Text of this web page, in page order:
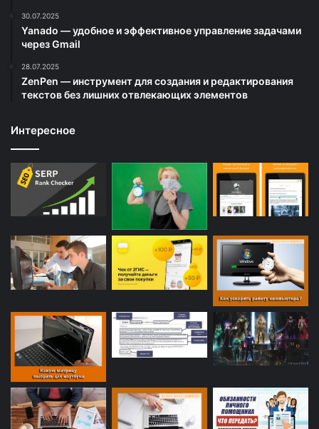
30.07.2025
Yanado — удобное и эффективное управление задачами
через Gmail
28.07.2025
ZenPen — инструмент для создания и редактирования
текстов без лишних отвлекающих элементов
Интересное